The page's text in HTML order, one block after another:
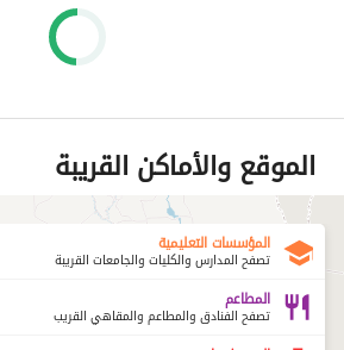
الموقع والأماكن القريبة
المؤسسات التعليمية
تصفح المدارس والكليات والجامعات القريبة
المطاعم
تصفح الفنادق والمطاعم والمقاهي القريب